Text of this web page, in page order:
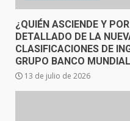
¿QUIÉN ASCIENDE Y
DETALLADO DE LA
CLASIFICACIONES DE
GRUPO BANCO MUNDIAL
13 de julio de 2026